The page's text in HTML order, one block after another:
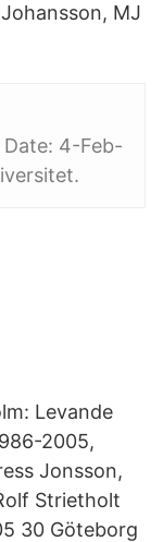
MJ
Date: 4-Feb-
Levande
2005,
Jonsson,
Strietholt
30 Göteborg